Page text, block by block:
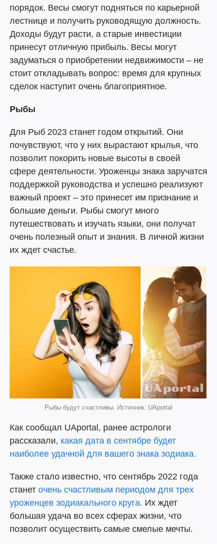
порядок. Весы смогут подняться по карьерной
лестнице и получить руководящую должность.
Доходы будут расти, а старые инвестиции
принесут отличную прибыль. Весы могут
задуматься о приобретении недвижимости – не
стоит откладывать вопрос: время для крупных
сделок наступит очень благоприятное.
Рыбы
Для Рыб 2023 станет годом открытий. Они
почувствуют, что у них вырастают крылья, что
позволит покорить новые высоты в своей
сфере деятельности. Уроженцы знака заручатся
поддержкой руководства и успешно реализуют
важный проект – это принесет им признание и
большие деньги. Рыбы смогут много
путешествовать и изучать языки, они получат
очень полезный опыт и знания. В личной жизни
их ждет счастье.
Рыбы будут счастливы. Источник: UAportal
Как сообщал UAportal, ранее астрологи
рассказали, какая дата в сентябре будет
наиболее удачной для вашего знака зодиака.
Также стало известно, что сентябрь 2022 года
станет очень счастливым периодом для трех
уроженцев зодиакального круга. Их ждет
большая удача во всех сферах жизни, что
позволит осуществить самые смелые мечты.